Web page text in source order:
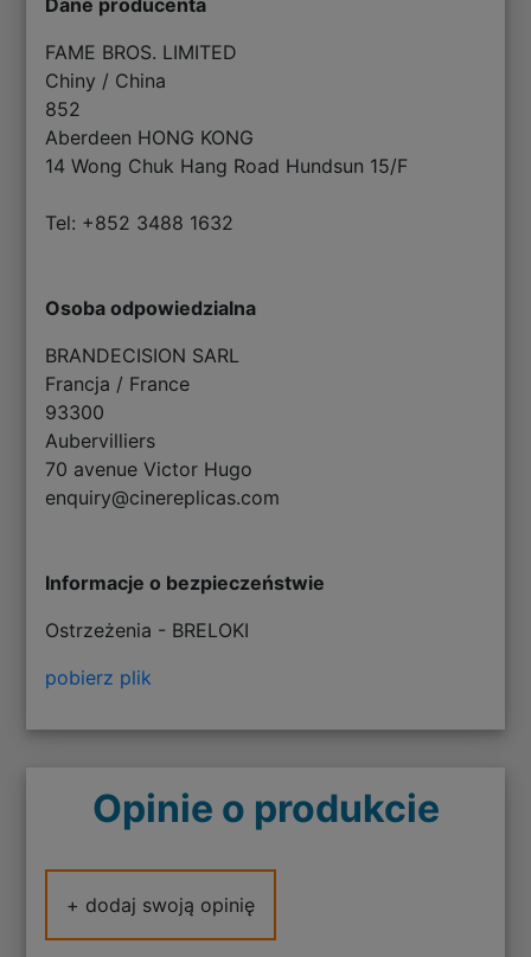
Dane producenta
FAME BROS. LIMITED
Chiny / China
852
Aberdeen HONG KONG
14 Wong Chuk Hang Road Hundsun 15/F
Tel: +852 3488 1632
Osoba odpowiedzialna
BRANDECISION SARL
Francja / France
93300
Aubervilliers
70 avenue Victor Hugo
enquiry@cinereplicas.com
Informacje o bezpieczeństwie
Ostrzeżenia - BRELOKI
pobierz plik
Opinie o produkcie
+ dodaj swoją opinię